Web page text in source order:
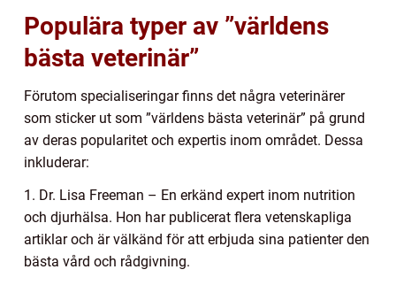
Populära typer av ”världens
bästa veterinär”
Förutom specialiseringar finns det några veterinärer
som sticker ut som ”världens bästa veterinär” på grund
av deras popularitet och expertis inom området. Dessa
inkluderar:
1. Dr. Lisa Freeman – En erkänd expert inom nutrition
och djurhälsa. Hon har publicerat flera vetenskapliga
artiklar och är välkänd för att erbjuda sina patienter den
bästa vård och rådgivning.